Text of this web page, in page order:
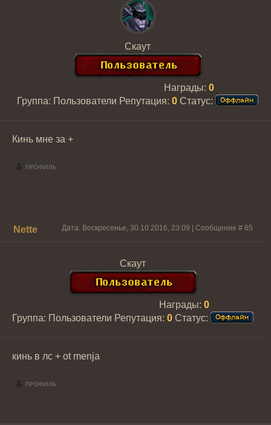
Скаут
Группа: Пользователи
Награды: 0
Репутация: 0 Статус:
Кинь мне за +
Nette Дата: Воскресенье, 30.10.2016, 23:09 | Сообщение # 65
Скаут
Группа: Пользователи
Награды: 0
Репутация: 0 Статус:
кинь в лс + ot menja